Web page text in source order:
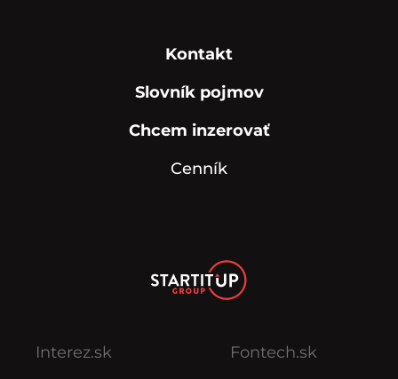
Kontakt
Slovník pojmov
Chcem inzerovať
Cenník
Interez.sk
Fontech.sk